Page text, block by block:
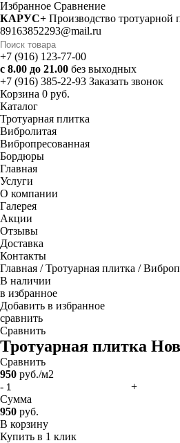
Избранное Cравнение
КАРУС+ Производство тротуарной
89163852293@mail.ru
+7 (916) 123-77-00
с 8.00 до 21.00 без выходных
+7 (916) 385-22-93 Заказать звонок
Корзина 0 руб.
Каталог
Тротуарная плитка
Вибролитая
Вибропресованная
Бордюры
Главная
Услуги
О компании
Галерея
Акции
Отзывы
Доставка
Контакты
Главная /Тротуарная плитка /
В наличии
в избранное
Добавить в избранное
сравнить
Сравнить
Тротуарная плитка
Сравнить
950 руб./м2
-
+
Сумма
950 руб.
В корзину
Купить в 1 клик